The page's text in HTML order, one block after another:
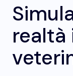
realtà